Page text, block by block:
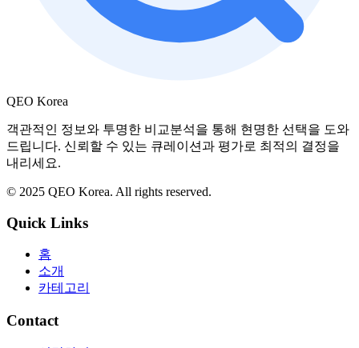
QEO Korea
객관적인 정보와 투명한 비교분석을 통해 현명한 선택을 도와
드립니다. 신뢰할 수 있는 큐레이션과 평가로 최적의 결정을
내리세요.
© 2025 QEO Korea. All rights reserved.
Quick Links
홈
소개
카테고리
Contact